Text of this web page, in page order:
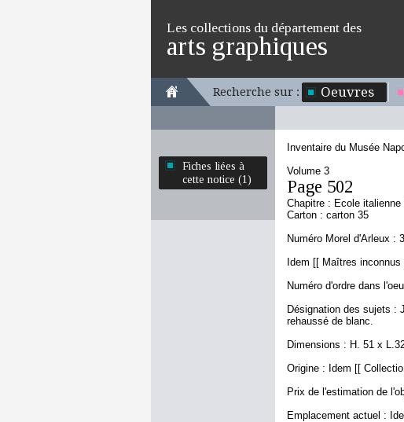
Les collections du département des
arts graphiques
Recherche sur : Oeuvres
Fiches liées à
cette notice (1)
Inventaire du Musée
Volume 3
Page 502
Chapitre : Ecole italienne
Carton : carton 35
Numéro Morel d'Arleux :
Idem [[ Maîtres inconnus
Numéro d'ordre dans
Désignation des sujets :
rehaussé de blanc.
Dimensions : H. 51 x
Origine : Idem [[
Prix de l'estimation de
Emplacement actuel :